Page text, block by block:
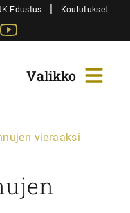
Edustus | Koulutukset
vieraaksi